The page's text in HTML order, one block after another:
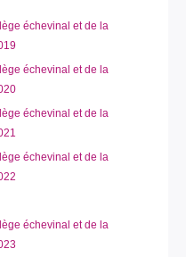
échevinal et de la
échevinal et de la
échevinal et de la
échevinal et de la
échevinal et de la